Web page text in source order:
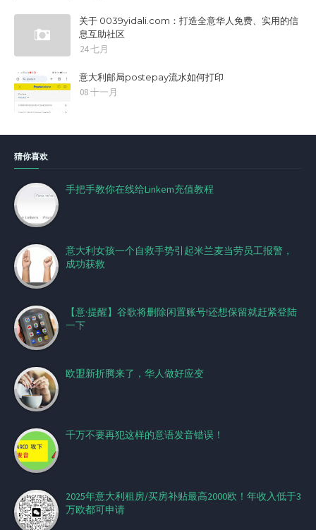
关于 0039yidali.com：打造全意华人免费、实用的信
息互助社区
24 七月
意大利邮局postepay流水如何打印
08 十一月
猜你喜欢
手把手教你在线给Linkem充值教程
意大利女孩一个自救手势引起米兰麦当劳员工报警，
成功获救
【意·提醒】谷歌将删除闲置账号!还想保留就赶紧登陆
一下
欧盟新折腾来了，华人做好应变
千万不要再犯这样的意语发音错误！
2025年意大利租房/买房补贴最高2000欧！年收入低于3
万欧都可申请